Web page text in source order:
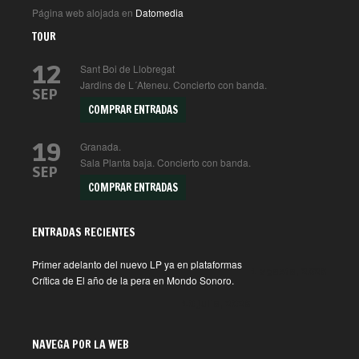
Página web alojada en Datomedia
TOUR
12
SEP
Sant Boi de Llobregat
Jardins de L´Ateneu. Concierto con banda.
COMPRAR ENTRADAS
19
SEP
Granada.
Sala Planta baja. Concierto con banda.
COMPRAR ENTRADAS
ENTRADAS RECIENTES
Primer adelanto del nuevo LP ya en plataformas
Crítica de El año de la pera en Mondo Sonoro.
NAVEGA POR LA WEB